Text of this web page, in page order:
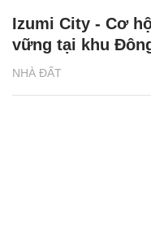
NHÀ ĐẤT
Izumi City - Cơ
vững tại khu